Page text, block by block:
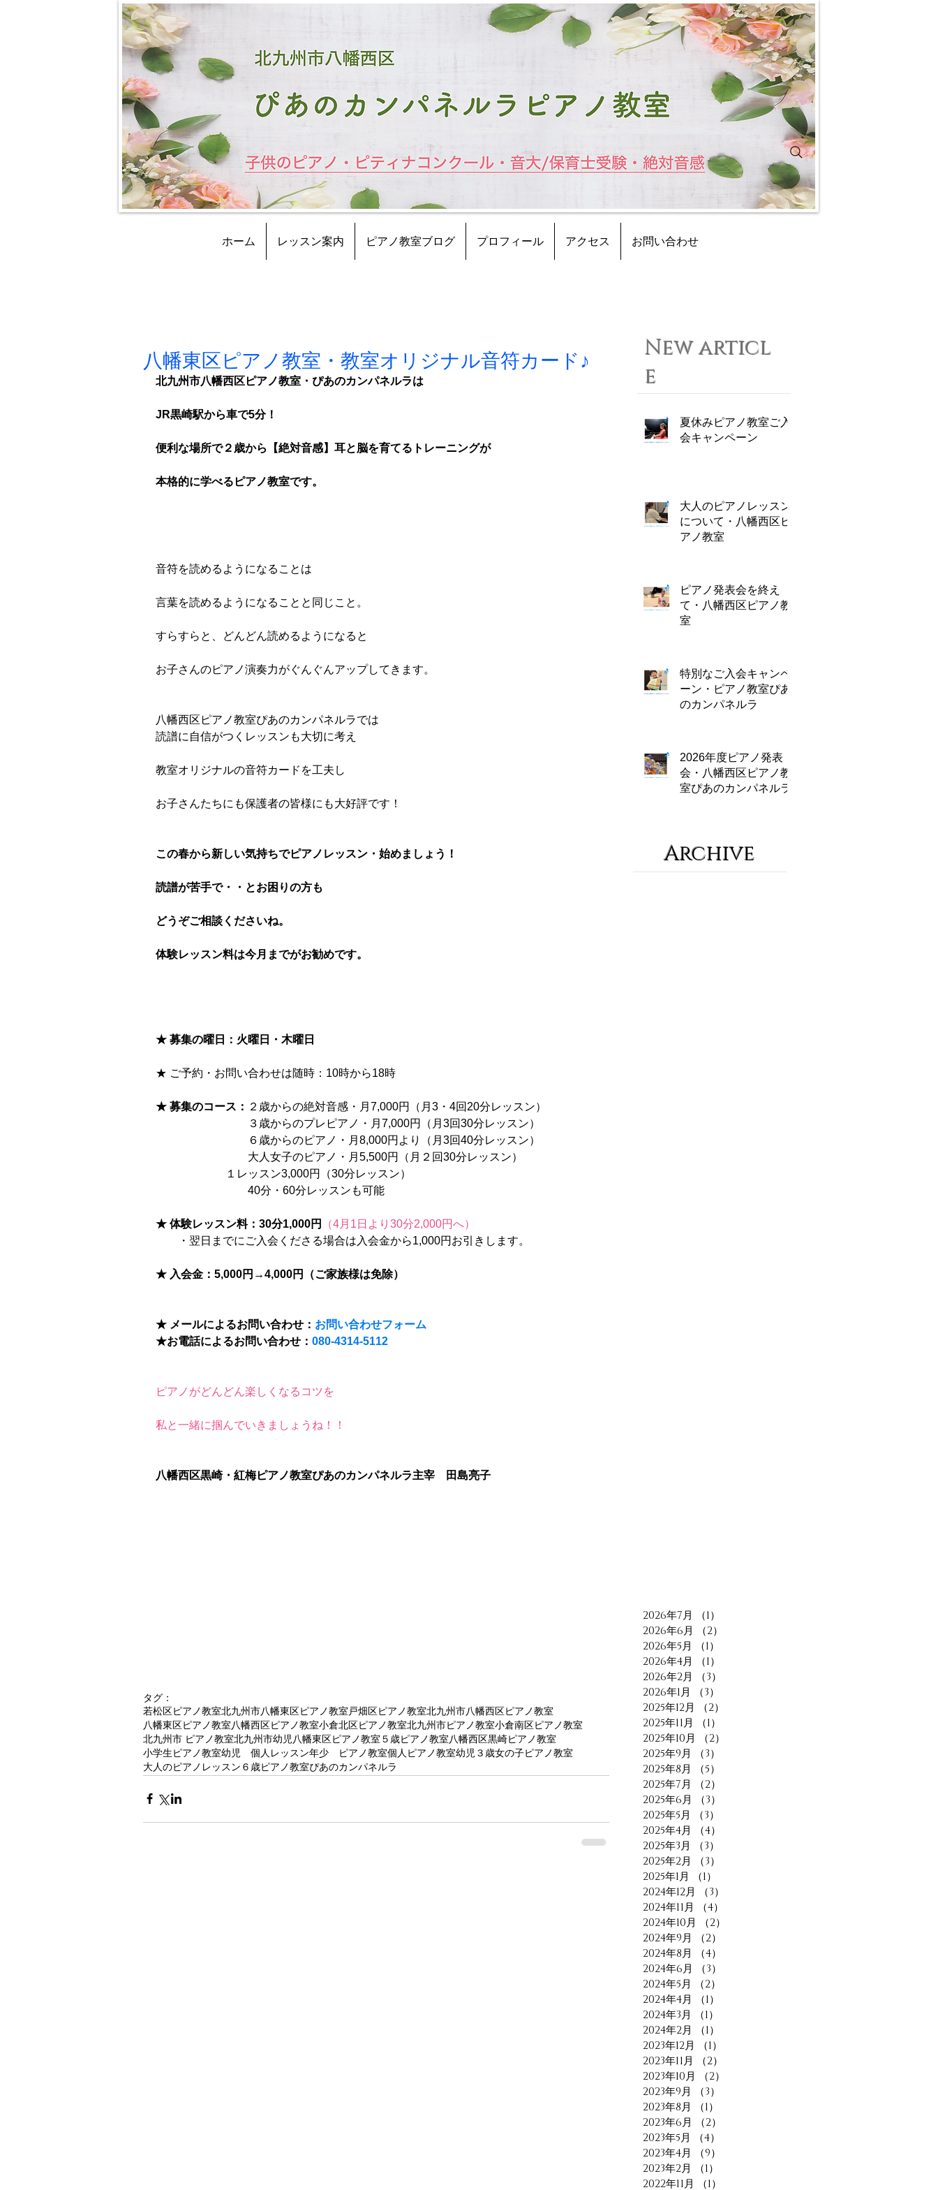
ホーム レッスン案内 ピアノ教室ブログ プロフィール アクセス お問い合わせ
八幡東区ピアノ教室・教室オリジナル音符カード♪
北九州市八幡西区ピアノ教室・ぴあのカンパネルラは
JR黒崎駅から車で5分！
便利な場所で２歳から【絶対音感】耳と脳を育てるトレーニングが
本格的に学べるピアノ教室です。
音符を読めるようになることは
言葉を読めるようになることと同じこと。
すらすらと、どんどん読めるようになると
お子さんのピアノ演奏力がぐんぐんアップしてきます。
八幡西区ピアノ教室ぴあのカンパネルラでは
読譜に自信がつくレッスンも大切に考え
教室オリジナルの音符カードを工夫し
お子さんたちにも保護者の皆様にも大好評です！
この春から新しい気持ちでピアノレッスン・始めましょう！
読譜が苦手で・・とお困りの方も
どうぞご相談くださいね。
体験レッスン料は今月までがお勧めです。
★ 募集の曜日：火曜日・木曜日
★ ご予約・お問い合わせは随時：10時から18時
★ 募集のコース： ２歳からの絶対音感・月7,000円（月3・4回20分レッスン）
３歳からのプレピアノ・月7,000円（月3回30分レッスン）
６歳からのピアノ・月8,000円より（月3回40分レッスン）
大人女子のピアノ・月5,500円（月２回30分レッスン）
                         １レッスン3,000円（30分レッスン）
40分・60分レッスンも可能
★ 体験レッスン料：30分1,000円
（4月1日より30分2,000円へ）
・翌日までにご入会くださる場合は入会金から1,000円お引きします。
★ 入会金：5,000円→4,000円（ご家族様は免除）
★ メールによるお問い合わせ： お問い合わせフォーム
★お電話によるお問い合わせ： 080-4314-5112
ピアノがどんどん楽しくなるコツを
私と一緒に掴んでいきましょうね！！
八幡西区黒崎・紅梅ピアノ教室ぴあのカンパネルラ主宰　田島亮子
タグ：
若松区ピアノ教室北九州市八幡東区ピアノ教室 戸畑区ピアノ教室北九州市八幡西区ピアノ教室
八幡東区ピアノ教室八幡西区ピアノ教室小倉北区ピアノ教室北九州市ピアノ教室小倉南区ピアノ教室
北九州市 ピアノ教室北九州市幼児八幡東区ピアノ教室 ５歳ピアノ教室八幡西区黒崎ピアノ教室
小学生ピアノ教室幼児 個人レッスン年少 ピアノ教室個人ピアノ教室幼児 ３歳女の子ピアノ教室
大人のピアノレッスン ６歳ピアノ教室ぴあのカンパネルラ
New articl
e
夏休みピアノ教室ご入
会キャンペーン
大人のピアノレッスン
について・八幡西区ピ
アノ教室
ピアノ発表会を終え
て・八幡西区ピアノ教
室
特別なご入会キャンペ
ーン・ピアノ教室ぴあ
のカンパネルラ
2026年度ピアノ発表
会・八幡西区ピアノ教
室ぴあのカンパネルラ
Archive
2026年7月 （1）
2026年6月
（2）
2026年5月
（1）
2026年4月
（1）
2026年2月
（3）
2026年1月
（3）
2025年12月
（2）
2025年11月
（1）
2025年10月
（2）
2025年9月
（3）
2025年8月
（5）
2025年7月
（2）
2025年6月
（3）
2025年5月
（3）
2025年4月
（4）
2025年3月
（3）
2025年2月
（3）
2025年1月
（1）
2024年12月
（3）
2024年11月
（4）
2024年10月
（2）
2024年9月
（2）
2024年8月
（4）
2024年6月
（3）
2024年5月
（2）
2024年4月
（1）
2024年3月
（1）
2024年2月
（1）
2023年12月
（1）
2023年11月
（2）
2023年10月
（2）
2023年9月
（3）
2023年8月
（1）
2023年6月
（2）
2023年5月
（4）
2023年4月
（9）
2023年2月
（1）
2022年11月
（1）